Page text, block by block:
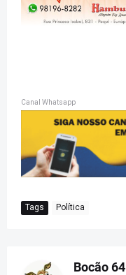
Canal Whatsapp
Tags Política
Bocão 64